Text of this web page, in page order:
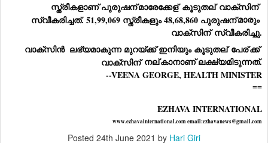
സ്ത്രീകളാണ് പുരുഷന്മാരേക്കേള് കൂടുതല്
വാക്‌സിന്
സ്വീകരിച്ചത്. 51,99,069 സ്ത്രീകളും 48,68,860 പുരുഷന്മാരും
വാക്‌സിന് സ്വീകരിച്ചു.
വാക്സിൻ  ലഭ്യമാകുന്ന മുറയ്ക്ക് ഇനിയും കൂടുതല് പേര്ക്ക്
വാക്‌സിന് നല്കാനാണ് ലക്ഷ്യമിടുന്നത്.
--VEENA GEORGE, HEALTH MINISTER
==
EZHAVA INTERNATIONAL
www.ezhavainternational.com email:ezhavanews@gmail.com
Posted 24th June 2021 by Hari Giri